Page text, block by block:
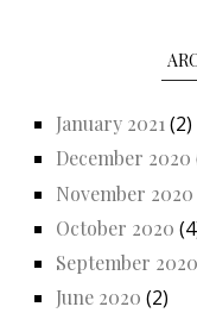
January 2021 (2)
December 2020
November 2020
October 2020
September 2020
June 2020 (2)